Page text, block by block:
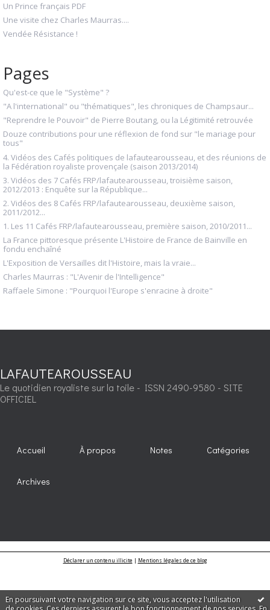
En poursuivant votre navigation sur ce site, vous acceptez l'utilisation
Un Prince français PDF
Une visite chez Charles Maurras....
Vendée Résistance !
Pages
Qu'est-ce que le "Système" ?
"A l'international" ou "thématiques", les chroniques de Champsaur...
"Reprendre le Pouvoir" de Pierre Boutang, ou la Légitimité retrouvée
Douze contributions pour une réflexion de fond sur "le mariage pour
tous"
4. Vidéos des Cafés politiques de lafautearousseau, et des réunions de
la Fédération royaliste provençale (saison 2013/2014)
3. Vidéos des 7 Cafés FRP/lafautearousseau, troisième saison,
2012/2013 : Enquête sur la République...
2. Vidéos des 8 Cafés FRP/lafautearousseau, deuxième saison,
2011/2012...
1. Les 11 Cafés FRP/lafautearousseau, première saison, 2010/2011...
La France pittoresque présente L'Histoire de France de Bainville en
fondu enchaîné
L'Exposition de Versailles dit l'Histoire, mais la vraie...
Charles Maurras : "L'Avenir de l'Intelligence"
Raffaele Simone : "Pourquoi l'Europe s'enracine à droite"
LAFAUTEAROUSSEAU
Le quotidien royaliste sur la toile - ISSN 2490-9580 - SITE
OFFICIEL
Accueil À propos Notes Catégories
Archives
Déclarer un contenu illicite| Mentions légales de ce blog